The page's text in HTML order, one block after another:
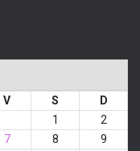
V S
D
1
2
7 8
9